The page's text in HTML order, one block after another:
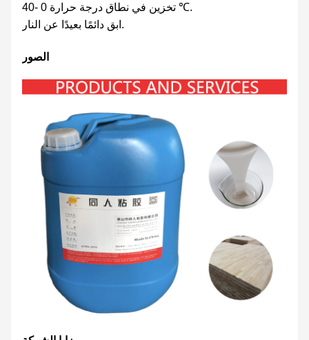
تخزين في نطاق درجة حرارة 0 -40 ℃.
ابق دائمًا بعيدًا عن النار.
الصور